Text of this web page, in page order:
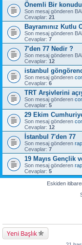
Önemli Bir
Son mesaj gönderen
Cevaplar: 21
Bayramınız Kutlu
Son mesaj gönderen
Cevaplar: 7
7'den 77 Nedir ?
Son mesaj gönderen
Cevaplar: 12
istanbul
Son mesaj gönderen
Cevaplar: 6
TRT Arşivlerini
Son mesaj gönderen
Cevaplar: 5
29 Ekim
Son mesaj gönderen
Cevaplar: 12
İstanbul 7'den 77
Son mesaj gönderen
Cevaplar: 7
19 Mayıs Gençlik
Son mesaj gönderen
Cevaplar: 5
Eskiden
Yeni Başlık